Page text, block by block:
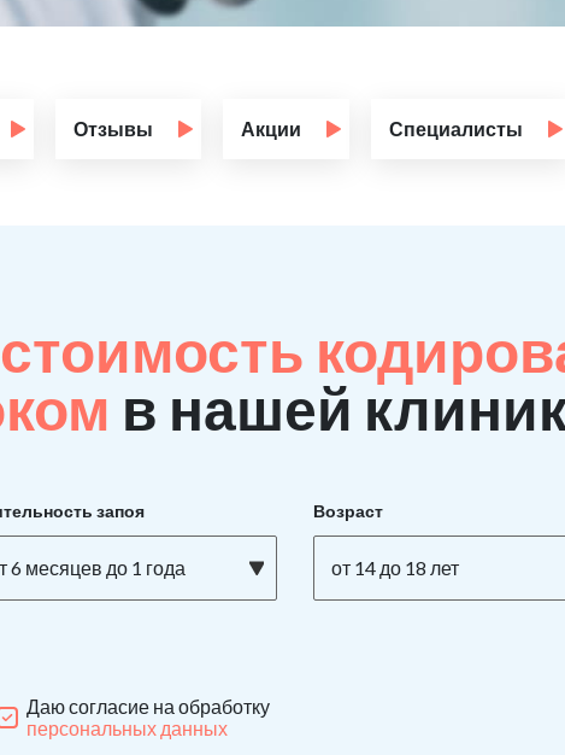
Отзывы Акции Специалисты
стоимость
в нашей
запоя
6 месяцев до 1 года
Возраст
от 14 до 18 лет
Даю согласие на обработку
персональных данных